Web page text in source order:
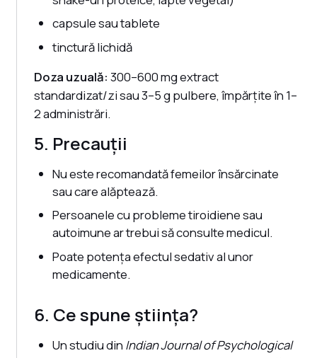
capsule sau tablete
tinctură lichidă
Doza uzuală: 300–600 mg extract
standardizat/zi sau 3–5 g pulbere, împărțite în 1–
2 administrări.
5. Precauții
Nu este recomandată femeilor însărcinate
sau care alăptează.
Persoanele cu probleme tiroidiene sau
autoimune ar trebui să consulte medicul.
Poate potența efectul sedativ al unor
medicamente.
6. Ce spune știința?
Un studiu din Indian Journal of Psychological